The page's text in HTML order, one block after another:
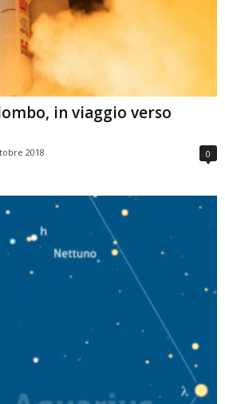
in viaggio verso
2018 0